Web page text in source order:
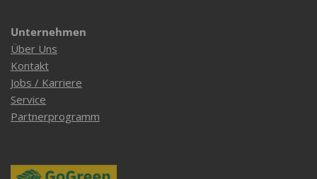
Unternehmen
Über Uns
Kontakt
Jobs / Karriere
Service
Partnerprogramm